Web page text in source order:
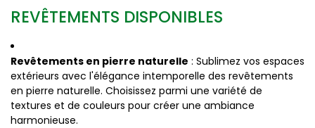
REVÊTEMENTS DISPONIBLES
Revêtements en pierre naturelle : Sublimez vos espaces
extérieurs avec l'élégance intemporelle des revêtements
en pierre naturelle. Choisissez parmi une variété de
textures et de couleurs pour créer une ambiance
harmonieuse.